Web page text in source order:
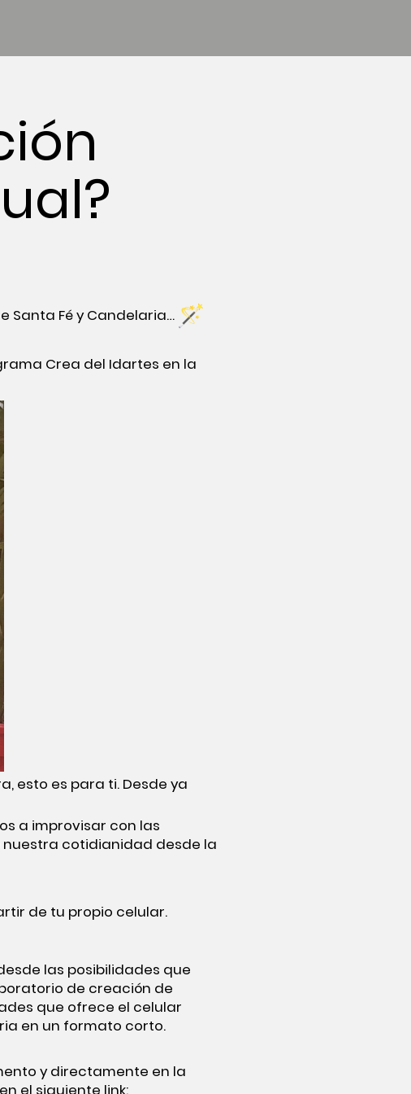
Santa Fé y Candelaria…
Crea del Idartes en la
esto es para ti. Desde ya
a improvisar con las
cotidianidad desde la
de tu propio celular.
las posibilidades que
de creación de
que ofrece el celular
en un formato corto.
y directamente en la